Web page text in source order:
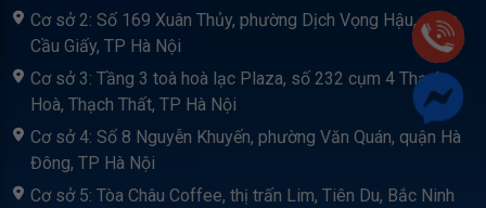
Cơ sở 2: Số 169 Xuân Thủy, phường Dịch Vọng Hậu, quận
Cầu Giấy, TP Hà Nội
Cơ sở 3: Tầng 3 toà hoà lạc Plaza, số 232 cụm 4 Thạch
Hoà, Thạch Thất, TP Hà Nội
Cơ sở 4: Số 8 Nguyễn Khuyến, phường Văn Quán, quận Hà
Đông, TP Hà Nội
Cơ sở 5: Tòa Châu Coffee, thị trấn Lim, Tiên Du, Bắc Ninh